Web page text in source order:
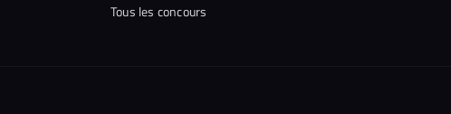
Tous les concours